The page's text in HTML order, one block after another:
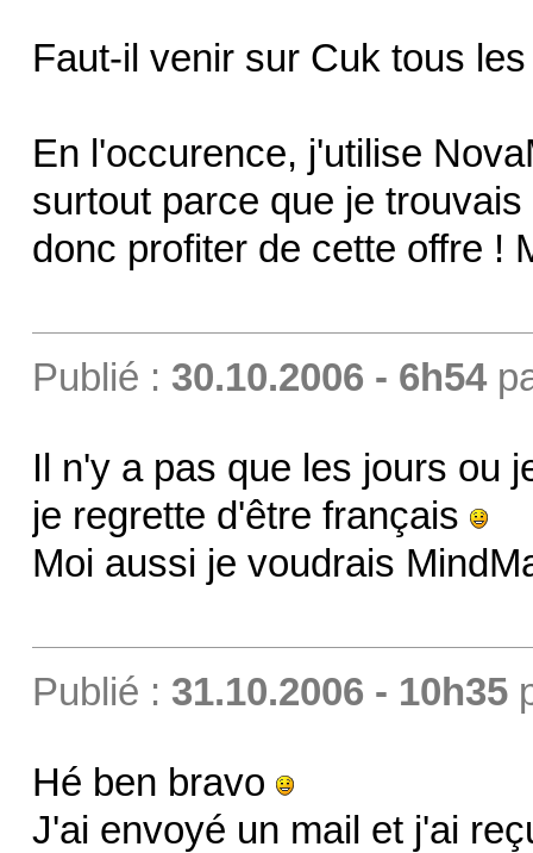
Faut-il venir sur Cuk tous
En l'occurence, j'utilise
surtout parce que je
donc profiter de cette offre !
Publié : 30.10.2006 - 6h54
Il n'y a pas que les jours ou
je regrette d'être français
Moi aussi je voudrais
Publié : 31.10.2006 - 10h35
Hé ben bravo
J'ai envoyé un mail et j'ai